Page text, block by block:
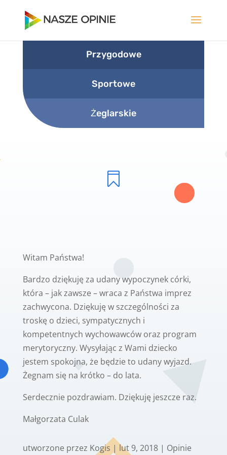
Przygodowe
Sportowe
Żeglarskie

Witam Państwa!
Bardzo dziękuję za udany wypoczynek córki,
która – jak zawsze – wraca z Państwa imprez
zachwycona. Dziękuję w szczególności za
troskę o dzieci, sympatycznych i
kompetentnych wychowawców oraz program
merytoryczny. Wysyłając z Wami dziecko
jestem spokojna, że będzie to udany wyjazd.
Żegnam się na krótko – do lata.
Serdecznie pozdrawiam. Dziękuję jeszcze raz.
Małgorzata Culak
utworzone przez Kogis | lut 9, 2018| Opinie